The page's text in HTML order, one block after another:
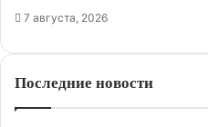
7 августа, 2026
Последние новости